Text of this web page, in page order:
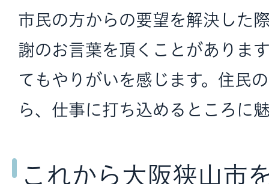
市民の方からの要望を解決した
謝のお言葉を頂くことがありま
てもやりがいを感じます。住民
ら、仕事に打ち込めるところに
これから大阪狭山市